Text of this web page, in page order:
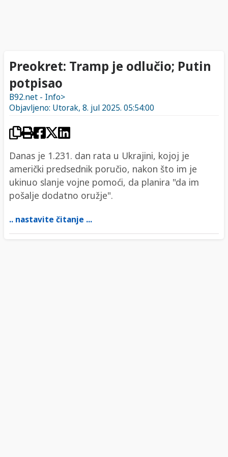
Preokret: Tramp je odlučio; Putin
potpisao
B92.net - Info>
Objavljeno: Utorak, 8. jul 2025. 05:54:00
Danas je 1.231. dan rata u Ukrajini, kojoj je
američki predsednik poručio, nakon što im je
ukinuo slanje vojne pomoći, da planira "da im
pošalje dodatno oružje".
.. nastavite čitanje ...